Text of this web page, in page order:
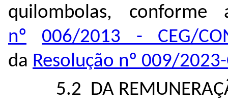
quilombolas,
nº
006/2013 - CEG/
da Resolução nº 009/2023-
5.2 DA